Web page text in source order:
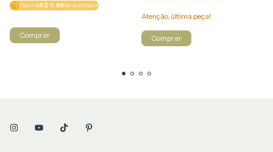
GanheR$ 0,95de cashback
Atenção, última peça!